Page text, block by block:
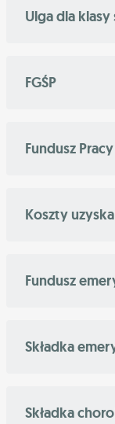
Ulga dla
FGŚP
Fundusz Pracy
Koszty
Fundusz
Składka
Składka